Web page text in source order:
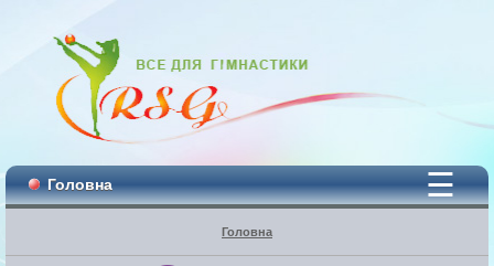
Головна ☰
Головна